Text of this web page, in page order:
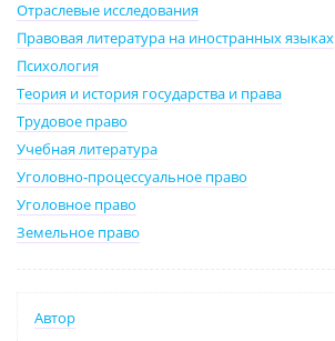
Отраслевые исследования
Правовая литература на иностранных языках
Психология
Теория и история государства и права
Трудовое право
Учебная литература
Уголовно-процессуальное право
Уголовное право
Земельное право
Автор